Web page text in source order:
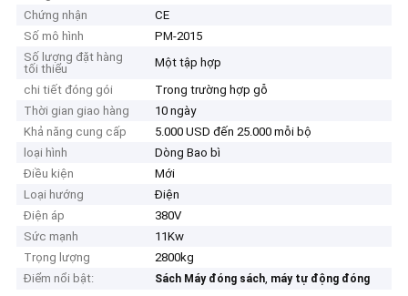
Chứng nhận
CE
Số mô hình
PM-2015
Số lượng đặt hàng
tối thiểu
Một tập hợp
chi tiết đóng gói
Trong trường hợp gỗ
Thời gian giao hàng
10 ngày
Khả năng cung cấp
5.000 USD đến 25.000 mỗi bộ
loại hình
Dòng Bao bì
Điều kiện
Mới
Loại hướng
Điện
Điện áp
380V
Sức mạnh
11Kw
Trọng lượng
2800kg
Điểm nổi bật:
Sách Máy đóng sách, máy tự động đóng